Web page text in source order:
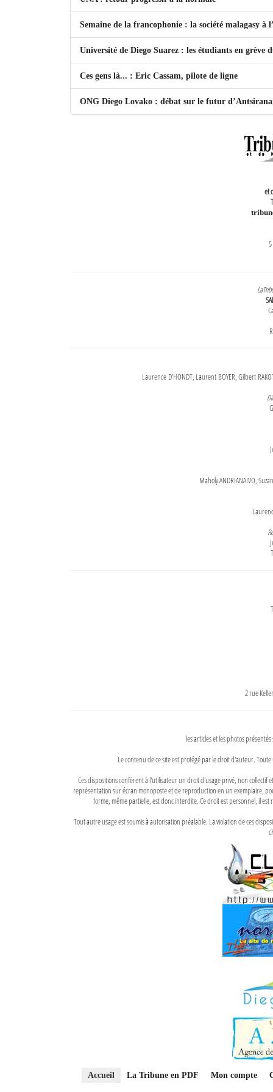
Semaine de la francophonie : la société malagasy à
Université de Diego Suarez : les étudiants en grève
Ces gens là... : Eric Cassam, pilote de ligne
ONG Diego Lovako : débat sur le futur
et
Laurence D'HONDT, Laurent BOYER, Gilbert
Maholy ANDRIANAIVO,
2 rue
les articles et les photos
Le contenu de ce site est protégé par le droit d'auteur.
Ces dispositions confèrent à l'utilisateur un droit d'usage privé, non
représentation sur écran monoposte et de reproduction en un exemplaire,
forme, même partielle, est donc interdite. Ce droit est personnel, il
Tout autre usage est soumis à autorisation préalable. La violation de ces
Accueil La Tribune en PDF Mon compte